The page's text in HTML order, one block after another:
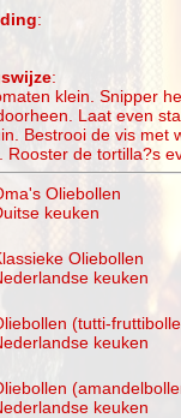
:
:
klein. Snipper
Laat even
Bestrooi de vis met
Rooster de tortilla?s
Oliebollen
keuken
Oliebollen
keuken
(tutti-
keuken
keuken